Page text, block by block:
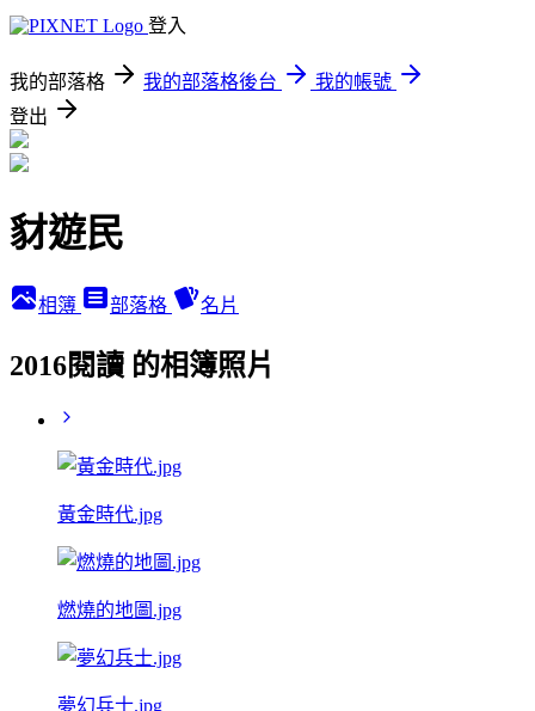
登入
我的部落格 我的部落格後台
我的帳號
登出
豺遊民
相簿 部落格 名片
2016閱讀 的相簿照片
黃金時代.jpg
燃燒的地圖.jpg
夢幻兵士.jpg